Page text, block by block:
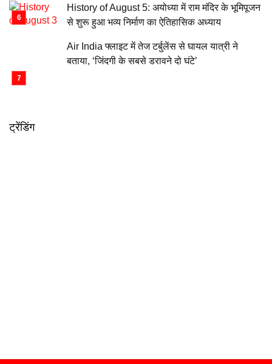
History of August 5: अयोध्या में राम मंदिर के भूमिपूजन
से शुरू हुआ भव्य निर्माण का ऐतिहासिक अध्याय
Air India फ्लाइट में तेज टर्बुलेंस से घायल यात्री ने
बताया, ‘जिंदगी के सबसे डरावने दो घंटे’
ट्रेंडिंग